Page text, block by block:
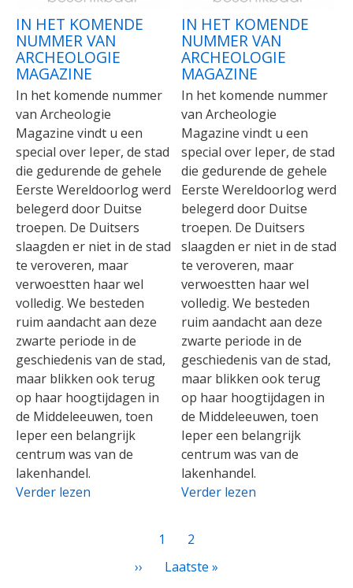
IN HET KOMENDE
NUMMER VAN
ARCHEOLOGIE
MAGAZINE
In het komende nummer
van Archeologie
Magazine vindt u een
special over Ieper, de stad
die gedurende de gehele
Eerste Wereldoorlog werd
belegerd door Duitse
troepen. De Duitsers
slaagden er niet in de stad
te veroveren, maar
verwoestten haar wel
volledig. We besteden
ruim aandacht aan deze
zwarte periode in de
geschiedenis van de stad,
maar blikken ook terug
op haar hoogtijdagen in
de Middeleeuwen, toen
Ieper een belangrijk
centrum was van de
lakenhandel.
Verder lezen
IN HET KOMENDE
NUMMER VAN
ARCHEOLOGIE
MAGAZINE
In het komende nummer
van Archeologie
Magazine vindt u een
special over Ieper, de stad
die gedurende de gehele
Eerste Wereldoorlog werd
belegerd door Duitse
troepen. De Duitsers
slaagden er niet in de stad
te veroveren, maar
verwoestten haar wel
volledig. We besteden
ruim aandacht aan deze
zwarte periode in de
geschiedenis van de stad,
maar blikken ook terug
op haar hoogtijdagen in
de Middeleeuwen, toen
Ieper een belangrijk
centrum was van de
lakenhandel.
Verder lezen
Huidige
pagina
1 Page
2
Volgende
››
Laatste
Laatste »